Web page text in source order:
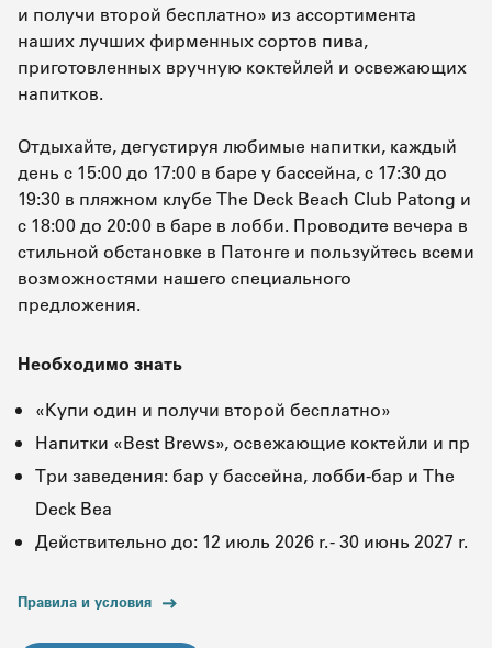
и получи второй бесплатно» из ассортимента
наших лучших фирменных сортов пива,
приготовленных вручную коктейлей и освежающих
напитков.
Отдыхайте, дегустируя любимые напитки, каждый
день с 15:00 до 17:00 в баре у бассейна, с 17:30 до
19:30 в пляжном клубе The Deck Beach Club Patong и
с 18:00 до 20:00 в баре в лобби. Проводите вечера в
стильной обстановке в Патонге и пользуйтесь всеми
возможностями нашего специального
предложения.
Необходимо знать
«Купи один и получи второй бесплатно»
Напитки «Best Brews», освежающие коктейли и пр
Три заведения: бар у бассейна, лобби-бар и The
Deck Bea
Действительно до: 12 июль 2026 r.-30 июнь 2027 r.
Правила и условия